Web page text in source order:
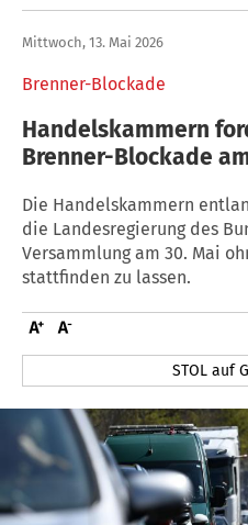
Brenner-Blockade
Mittwoch, 13. Mai 2026
Handelskammern
Brenner-Blockade
Die Handelskammern
die Landesregierung des
Versammlung am 30. Mai
stattfinden zu lassen.
STOL auf